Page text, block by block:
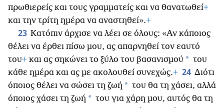
πρωθιερείς και τους γραμματείς και να θανατωθεί+
και την τρίτη ημέρα να αναστηθεί».+
23 Κατόπιν άρχισε να λέει σε όλους: «Αν κάποιος
θέλει να έρθει πίσω μου, ας απαρνηθεί τον εαυτό
του+ και ας σηκώνει το ξύλο του βασανισμού * του
κάθε ημέρα και ας με ακολουθεί συνεχώς.+ 24 Διότι
όποιος θέλει να σώσει τη ζωή * του θα τη χάσει, αλλά
όποιος χάσει τη ζωή * του για χάρη μου, αυτός θα τη